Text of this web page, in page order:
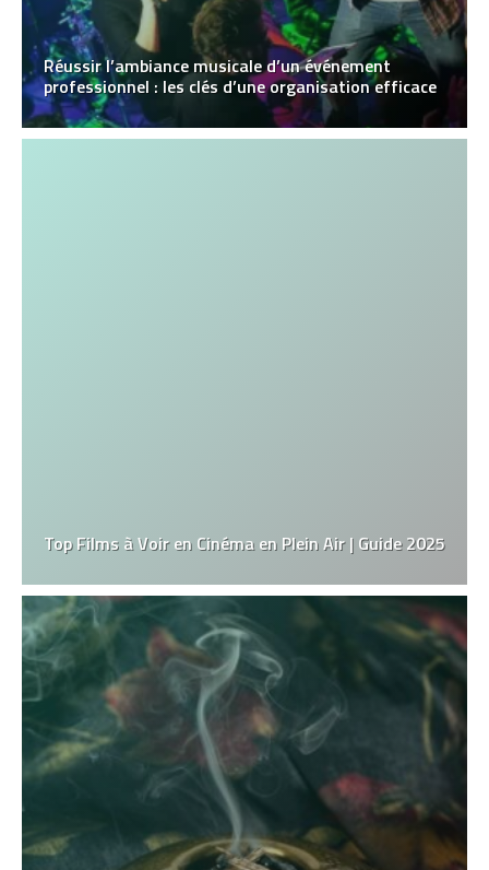
Réussir l’ambiance musicale d’un événement
professionnel : les clés d’une organisation efficace
Top Films à Voir en Cinéma en Plein Air | Guide 2025